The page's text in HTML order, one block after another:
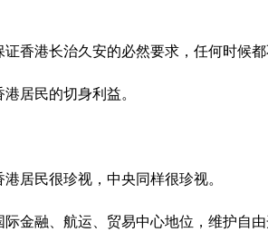
香港长治久安的必然要求，任何时候都
居民的切身利益。
居民很珍视，中央同样很珍视。
金融、航运、贸易中心地位，维护自